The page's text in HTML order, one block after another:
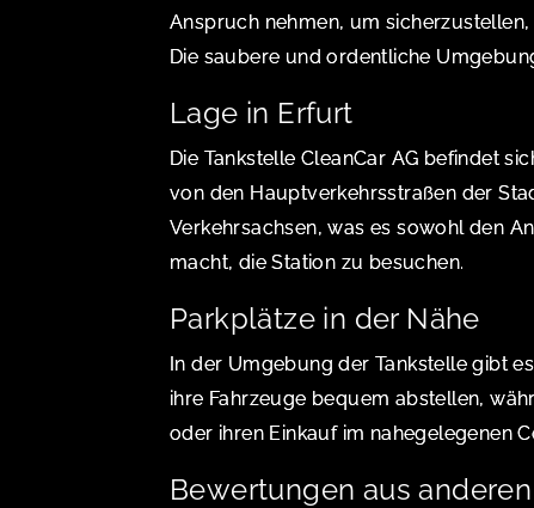
Anspruch nehmen, um
Die saubere und ordentliche
Lage in Erfurt
Die Tankstelle CleanCar AG befindet
von den Hauptverkehrsstraßen der
Verkehrsachsen, was es sowohl den
macht, die Station zu besuchen.
Parkplätze in der Nähe
In der Umgebung der Tankstelle gibt
ihre Fahrzeuge bequem abstellen,
oder ihren Einkauf im nahegelegenen
Bewertungen aus